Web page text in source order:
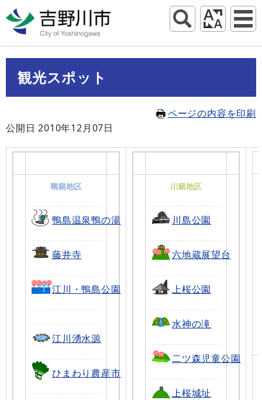
観光スポット
ページの内容を印刷
公開日 2010年12月07日
鴨島温泉鴨の湯
藤井寺
江川・鴨島公園
江川湧水源
ひまわり農産市
川島公園
六地蔵展望台
上桜公園
水神の滝
二ツ森児童公園
上桜城址